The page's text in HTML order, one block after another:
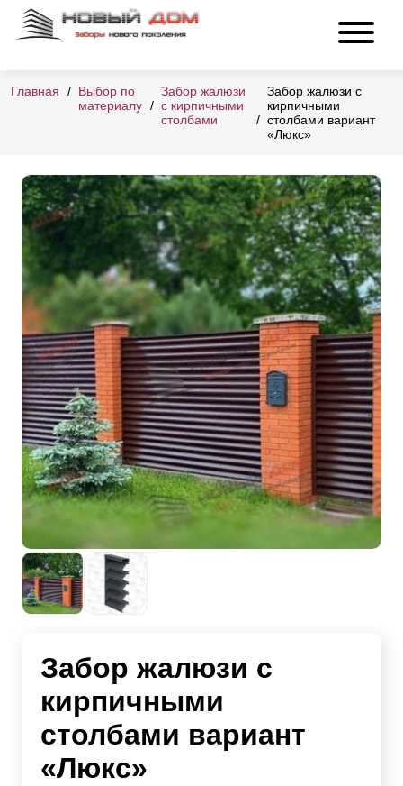
Главная
Выбор по
материалу
Забор жалюзи
с кирпичными
столбами
Забор жалюзи с
кирпичными
столбами вариант
«Люкс»
Забор жалюзи с
кирпичными
столбами вариант
«Люкс»